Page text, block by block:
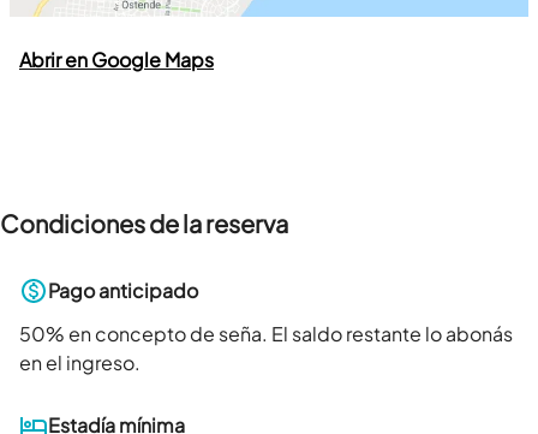
Abrir en Google Maps
Condiciones de la reserva
Pago anticipado
50% en concepto de seña. El saldo restante lo abonás
en el ingreso.
Estadía mínima